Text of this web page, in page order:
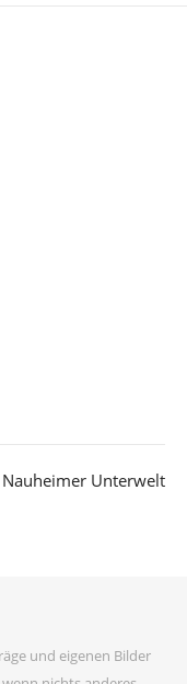
Nauheimer Unterwelt
und eigenen Bilder